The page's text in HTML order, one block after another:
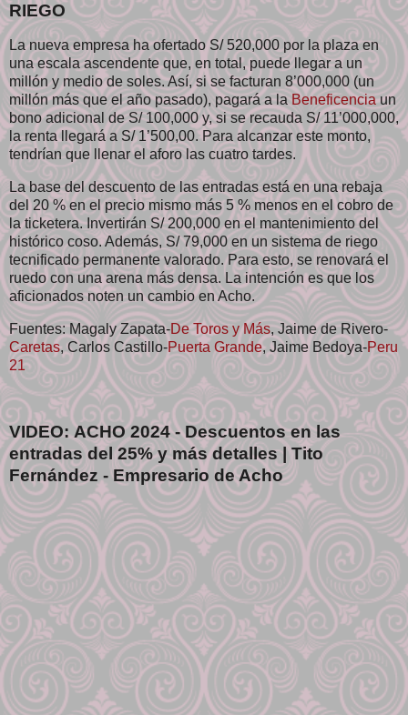
RIEGO
La nueva empresa ha ofertado S/ 520,000 por la plaza en
una escala ascendente que, en total, puede llegar a un
millón y medio de soles. Así, si se facturan 8’000,000 (un
millón más que el año pasado), pagará a laBeneficenciaun
bono adicional de S/ 100,000 y, si se recauda S/ 11’000,000,
la renta llegará a S/ 1’500,00. Para alcanzar este monto,
tendrían que llenar el aforo las cuatro tardes.
La base del descuento de las entradas está en una rebaja
del 20 % en el precio mismo más 5 % menos en el cobro de
la ticketera. Invertirán S/ 200,000 en el mantenimiento del
histórico coso. Además, S/ 79,000 en un sistema de riego
tecnificado permanente valorado. Para esto, se renovará el
ruedo con una arena más densa. La intención es que los
aficionados noten un cambio en Acho.
Fuentes: Magaly Zapata-De Toros y Más, Jaime de Rivero-
Caretas, Carlos Castillo-Puerta Grande, Jaime Bedoya-Peru
21
VIDEO: ACHO 2024 - Descuentos en las
entradas del 25% y más detalles | Tito
Fernández - Empresario de Acho